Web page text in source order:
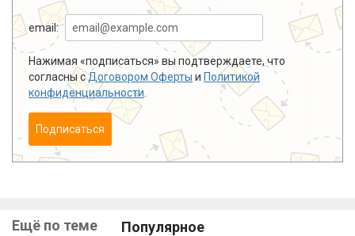
email:
Нажимая «подписаться» вы подтверждаете, что
согласны сДоговором Оферты и Политикой
конфиденциальности
Подписаться
Ещё по теме Популярное